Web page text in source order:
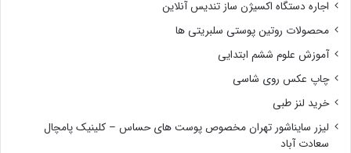
اجاره دستگاه اکسیژن ساز تندیس آنلاین
محصولات روتین پوستی سلبریتی ها
آموزش علوم ششم ابتدایی
چاپ عکس روی شاسی
خرید لنز طبی
لیزر سایناشور تهران مخصوص پوست های حساس – کلینیک پامچال
سعادت آباد